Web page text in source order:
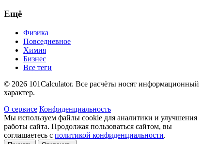
Ещё
Физика
Повседневное
Химия
Бизнес
Все теги
© 2026 101Calculator. Все расчёты носят информационный
характер.
О сервисе Конфиденциальность
Мы используем файлы cookie для аналитики и улучшения
работы сайта. Продолжая пользоваться сайтом, вы
соглашаетесь с политикой конфиденциальности.